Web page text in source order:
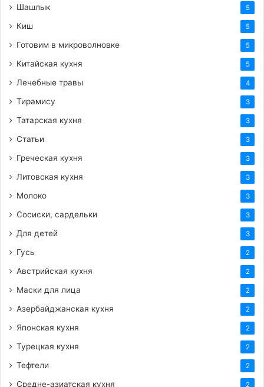
Шашлык 5
Киш 5
Готовим в микроволновке 5
Китайская кухня 5
Лечебные травы 4
Тирамису 3
Татарская кухня 3
Статьи 3
Греческая кухня 3
Литовская кухня 3
Молоко 3
Сосиски, сардельки 3
Для детей 3
Гусь 2
Австрийская кухня 2
Маски для лица 2
Азербайджанская кухня 2
Японская кухня 2
Турецкая кухня 2
Тефтели 2
Средне-азиатская кухня 2